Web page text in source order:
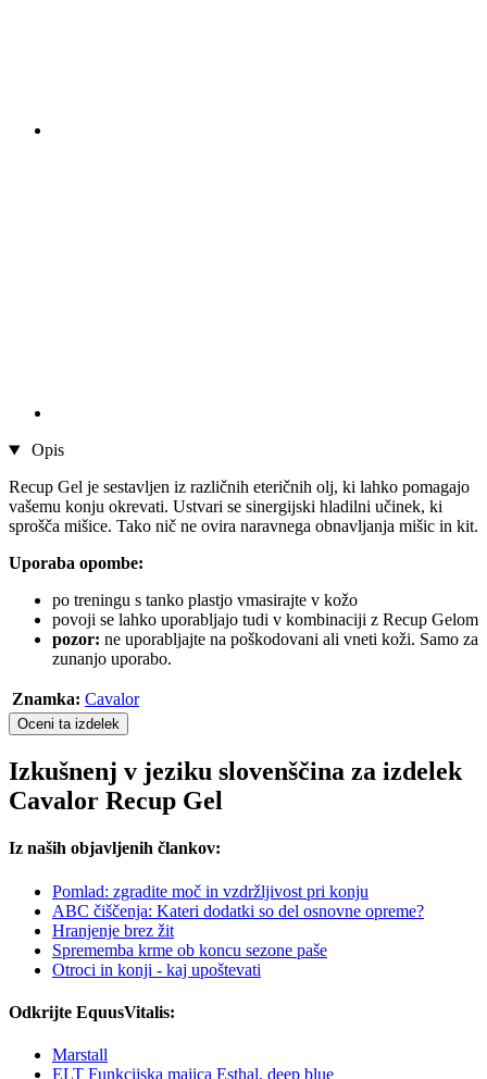
Opis
Recup Gel je sestavljen iz različnih eteričnih olj, ki lahko pomagajo
vašemu konju okrevati. Ustvari se sinergijski hladilni učinek, ki
sprošča mišice. Tako nič ne ovira naravnega obnavljanja mišic in kit.
Uporaba opombe:
po treningu s tanko plastjo vmasirajte v kožo
povoji se lahko uporabljajo tudi v kombinaciji z Recup Gelom
pozor: ne uporabljajte na poškodovani ali vneti koži. Samo za
zunanjo uporabo.
Znamka: Cavalor
Oceni ta izdelek
Izkušnenj v jeziku slovenščina za izdelek
Cavalor Recup Gel
Iz naših objavljenih člankov:
Pomlad: zgradite moč in vzdržljivost pri konju
ABC čiščenja: Kateri dodatki so del osnovne opreme?
Hranjenje brez žit
Sprememba krme ob koncu sezone paše
Otroci in konji - kaj upoštevati
Odkrijte EquusVitalis:
Marstall
ELT Funkcijska majica Esthal, deep blue